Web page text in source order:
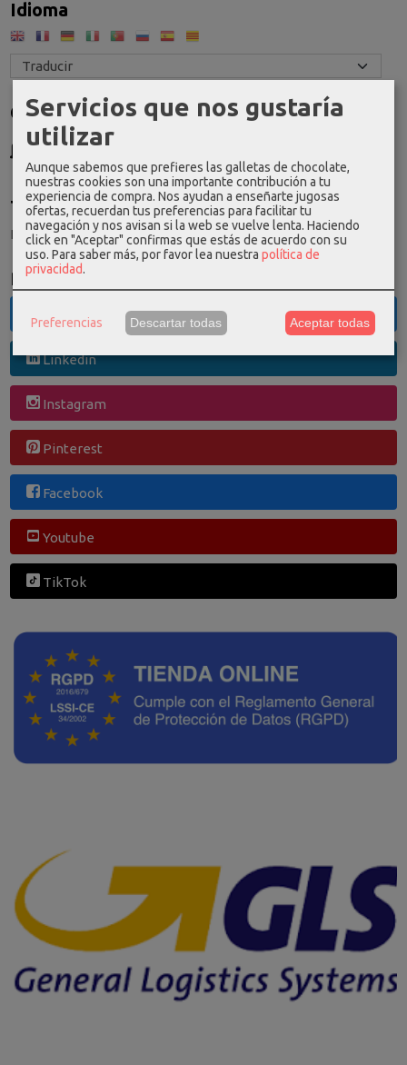
Idioma
Costes de Envío
GRATIS *
Consultar Destinos
Tu Carrito (0)
El carrito de la compra está vacío
Redes Sociales
Twitter
Linkedin
Instagram
Pinterest
Facebook
Youtube
TikTok
Servicios que nos gustaría
utilizar
Aunque sabemos que prefieres las galletas de chocolate,
nuestras cookies son una importante contribución a tu
experiencia de compra. Nos ayudan a enseñarte jugosas
ofertas, recuerdan tus preferencias para facilitar tu
navegación y nos avisan si la web se vuelve lenta. Haciendo
click en "Aceptar" confirmas que estás de acuerdo con su
uso. Para saber más, por favor lea nuestra política de
privacidad.
Preferencias Descartar todas Aceptar todas